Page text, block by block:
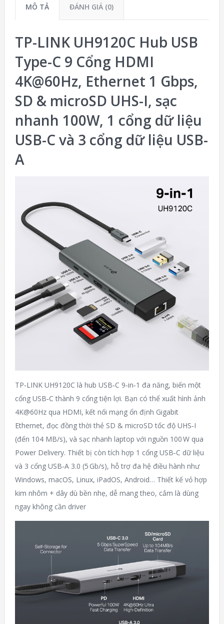
MÔ TẢ ĐÁNH GIÁ (0)
TP-LINK UH9120C Hub USB
Type-C 9 Cổng HDMI
4K@60Hz, Ethernet 1 Gbps,
SD & microSD UHS-I, sạc
nhanh 100W, 1 cổng dữ liệu
USB-C và 3 cổng dữ liệu USB-
A
TP‑LINK UH9120C là hub USB‑C 9‑in‑1 đa năng, biến một
cổng USB‑C thành 9 cổng tiện lợi. Bạn có thể xuất hình ảnh
4K@60Hz qua HDMI, kết nối mạng ổn định Gigabit
Ethernet, đọc đồng thời thẻ SD & microSD tốc độ UHS‑I
(đến 104 MB/s), và sạc nhanh laptop với nguồn 100 W qua
Power Delivery. Thiết bị còn tích hợp 1 cổng USB‑C dữ liệu
và 3 cổng USB‑A 3.0 (5 Gb/s), hỗ trợ đa hệ điều hành như
Windows, macOS, Linux, iPadOS, Android… Thiết kế vỏ hợp
kim nhôm + dây dù bền nhẹ, dễ mang theo, cắm là dùng
ngay không cần driver